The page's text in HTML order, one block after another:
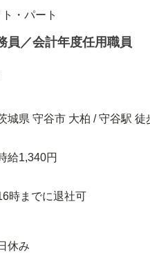
・パート
員／会計年度任用職員
城県 守谷市 大柏 / 守谷駅 徒
給1,340円
時までに退社可
休み